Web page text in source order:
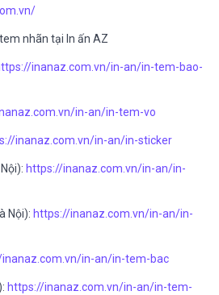
nhãn tại In ấn AZ
inanaz.com.vn/in-an/in-tem-bao-
in-an/in-tem-vo
inanaz.com.vn/in-an/in-sticker
https://inanaz.com.vn/in-an/in-
Nội): https://inanaz.com.vn/in-an/in-
in-an/in-tem-bac
https://inanaz.com.vn/in-an/in-tem-